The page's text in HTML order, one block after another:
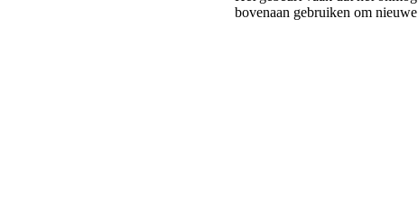
bovenaan gebruiken om